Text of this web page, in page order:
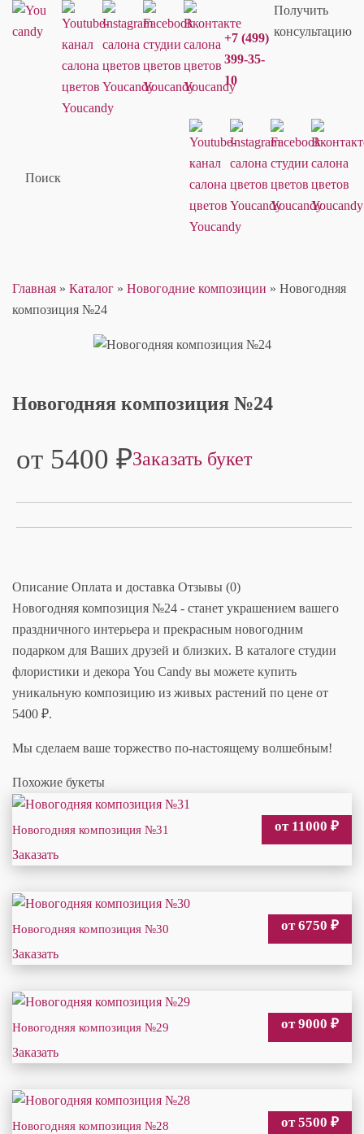
+7 (499)
399-35-
10
Получить
консультацию
Поиск
Главная » Каталог » Новогодние композиции » Новогодняя
композиция №24
Новогодняя композиция №24
от 5400 ₽Заказать букет
Описание Оплата и доставка Отзывы (0)
Новогодняя композиция №24 - станет украшением вашего
праздничного интерьера и прекрасным новогодним
подарком для Ваших друзей и близких. В каталоге студии
флористики и декора You Candy вы можете купить
уникальную композицию из живых растений по цене от
5400 ₽.
Мы сделаем ваше торжество по-настоящему волшебным!
Похожие букеты
Новогодняя композиция №31 от 11000 ₽
Заказать
Новогодняя композиция №30 от 6750 ₽
Заказать
Новогодняя композиция №29 от 9000 ₽
Заказать
Новогодняя композиция №28 от 5500 ₽